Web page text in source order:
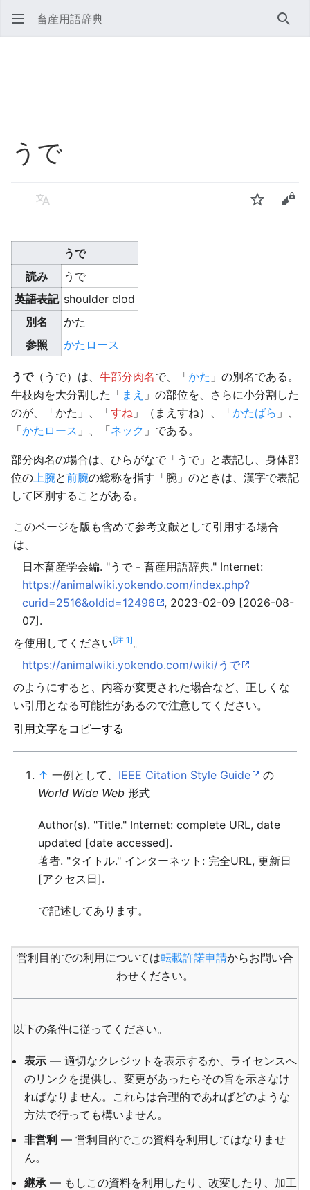
畜産用語辞典 検索
うで
言語 ウォッチソ
うで
読み
うで
英語表記 shoulder clod
別名
かた
参照
かたロース
うで（うで）は、 牛部分肉名で、「かた 」の別名である。
牛枝肉を大分割した「 まえ 」の部位を、さらに小分割した
のが、「かた」、「すね 」（まえすね）、「かたばら 」、
「かたロース 」、「ネック 」である。
部分肉名の場合は、ひらがなで「うで」と表記し、身体部
位の上腕と前腕の総称を指す「腕」のときは、漢字で表記
して区別することがある。
このページを版も含めて参考文献として引用する場合
は、
日本畜産学会編. "うで - 畜産用語辞典." Internet:
https://animalwiki.yokendo.com/index.php?
curid=2516&oldid=12496
, 2023-02-09 [2026-08-
07].
を使用してください[注 1]。
https://animalwiki.yokendo.com/wiki/うで
のようにすると、内容が変更された場合など、正しくな
い引用となる可能性があるので注意してください。
引用文字をコピーする
↑ 一例として、 IEEE Citation Style Guide
の
World Wide Web 形式
Author(s). "Title." Internet: complete URL, date
updated [date accessed].
著者. "タイトル." インターネット: 完全URL, 更新日
[アクセス日].
で記述してあります。
営利目的での利用については転載許諾申請からお問い合
わせください。
以下の条件に従ってください。
表示 — 適切なクレジットを表示するか、ライセンスへ
のリンクを提供し、変更があったらその旨を示さなけ
ればなりません。これらは合理的であればどのような
方法で行っても構いません。
非営利 — 営利目的でこの資料を利用してはなりませ
ん。
継承— もしこの資料を利用したり、改変したり、加工